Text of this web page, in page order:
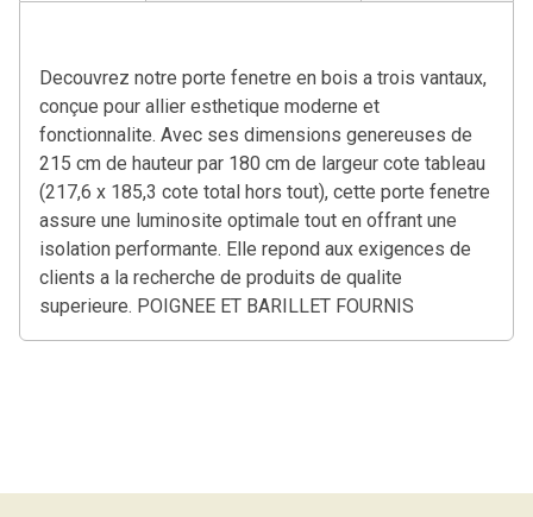
Decouvrez notre porte fenetre en bois a trois vantaux,
conçue pour allier esthetique moderne et
fonctionnalite. Avec ses dimensions genereuses de
215 cm de hauteur par 180 cm de largeur cote tableau
(217,6 x 185,3 cote total hors tout), cette porte fenetre
assure une luminosite optimale tout en offrant une
isolation performante. Elle repond aux exigences de
clients a la recherche de produits de qualite
superieure. POIGNEE ET BARILLET FOURNIS